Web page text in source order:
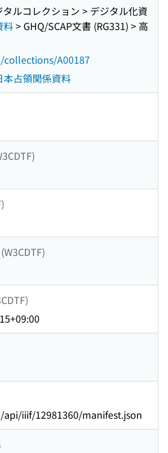
ルコレクション > デジタル化資
料> GHQ/SCAP文書 (RG331) > 高
A00187
本占領関係資料
iiif/12981360/manifest.json